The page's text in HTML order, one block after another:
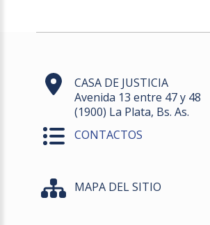
CASA DE JUSTICIA
Avenida 13 entre 47 y 48
(1900) La Plata, Bs. As.
CONTACTOS
MAPA DEL SITIO